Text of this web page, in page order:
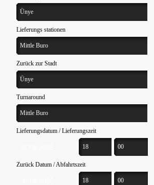
Ünye
Lieferungs stationen
Mittle Buro
Zurück zur Stadt
Ünye
Turnaround
Mittle Buro
Lieferungsdatum / Lieferungszeit
18 00
Zurück Datum / Abfahrtszeit
18 00